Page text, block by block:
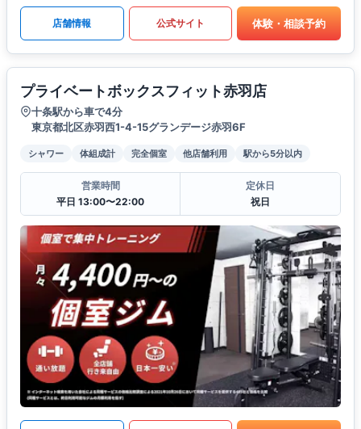
店舗情報 公式サイト 体験・相談予約
プライベートボックスフィット赤羽店
十条駅から車で4分
東京都北区赤羽西1-4-15グランデージ赤羽6F
シャワー 体組成計 完全個室 他店舗利用 駅から5分以内
営業時間
平日 13:00〜22:00
定休日
祝日